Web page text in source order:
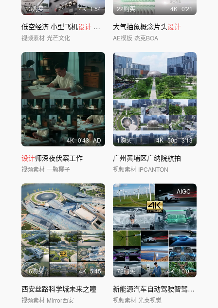
13购买 4K 1'54
低空经济 小型飞机设计
视频素材 光芒文化
22购买 4K 0'21
大气抽象概念片头设计
AE模板 杰克BOA
4K 0'43 AD
设计师深夜伏案工作
视频素材 一颗椰子
1购买 4K 50p 3'13
广州黄埔区广纳院航拍
视频素材 IPCANTON
16购买 4K 5'45
西安丝路科学城未来之瞳
视频素材 Mirror西安
AIGC
72购买 4K 10'01
新能源汽车自动驾驶智驾智慧出行充电桩电池
视频素材 光束视觉